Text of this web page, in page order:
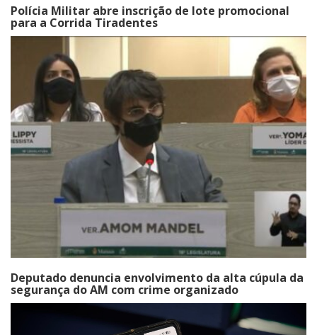
Polícia Militar abre inscrição de lote promocional
para a Corrida Tiradentes
Deputado denuncia envolvimento da alta cúpula da
segurança do AM com crime organizado